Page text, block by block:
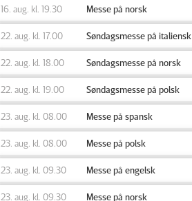
16. aug. kl. 19.30 Messe på norsk
22. aug. kl. 17.00 Søndagsmesse på italiensk
22. aug. kl. 18.00 Søndagsmesse på norsk
22. aug. kl. 19.00 Søndagsmesse på polsk
23. aug. kl. 08.00 Messe på spansk
23. aug. kl. 08.00 Messe på polsk
23. aug. kl. 09.30 Messe på engelsk
23. aug. kl. 09.30 Messe på norsk